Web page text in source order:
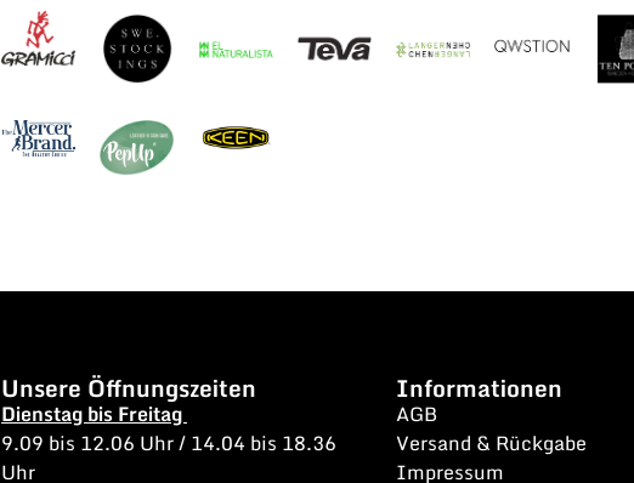
Unsere Öffnungszeiten
Dienstag bis Freitag
9.09 bis 12.06 Uhr /14.04 bis 18.36
Uhr
Informationen
AGB
Versand & Rückgabe
Impressum